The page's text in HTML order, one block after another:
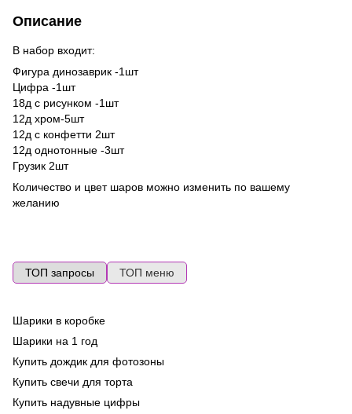
Описание
В набор входит:
Фигура динозаврик -1шт
Цифра -1шт
18д с рисунком -1шт
12д хром-5шт
12д с конфетти 2шт
12д однотонные -3шт
Грузик 2шт
Количество и цвет шаров можно изменить по вашему
желанию
ТОП запросы ТОП меню
Шарики в коробке
Шарики на 1 год
Купить дождик для фотозоны
Купить свечи для торта
Купить надувные цифры